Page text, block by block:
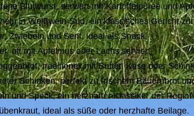
Blutwurst, serviert mit Kartoffelpüree und
in Weißwein-Sud, ein klassisches Gericht
Zwiebeln und Senf, ideal als Snack.
oft mit Apfelmus oder Lachs serviert.
traditionell mit Butter, Käse oder
Schinken, perfekt zu frischem Bauernbrot
und Speck, ein herzhafter Klassiker der
ideal als süße oder herzhafte Beilage.